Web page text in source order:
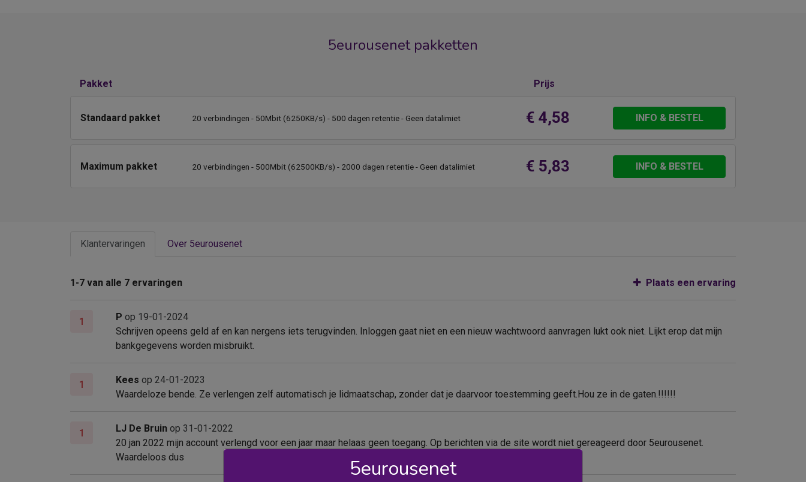
5eurousenet pakketten
Pakket Prijs
Standaard pakket 20 verbindingen - 50Mbit (6250KB/s) - 500 dagen retentie - Geen datalimiet € 4,58 INFO & BESTEL
Maximum pakket 20 verbindingen - 500Mbit (62500KB/s) - 2000 dagen retentie - Geen datalimiet € 5,83 INFO & BESTEL
Klantervaringen Over 5eurousenet
1-7 van alle 7 ervaringen Plaats een ervaring
1 P op 19-01-2024
Schrijven opeens geld af en kan nergens iets terugvinden. Inloggen gaat niet en een nieuw wachtwoord aanvragen lukt ook niet. Lijkt erop dat mijn
bankgegevens worden misbruikt.
1 Kees op 24-01-2023
Waardeloze bende. Ze verlengen zelf automatisch je lidmaatschap, zonder dat je daarvoor toestemming geeft.Hou ze in de gaten.!!!!!!
1 LJ De Bruin op 31-01-2022
20 jan 2022 mijn account verlengd voor een jaar maar helaas geen toegang. Op berichten via de site wordt niet gereageerd door 5eurousenet.
Waardeloos dus
5eurousenet